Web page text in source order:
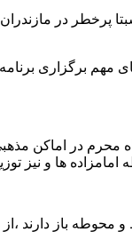
پرخطر در
خود دارد ،اماکنی که
ماه محرم در
ها و نیز
از ۸۰ درصد بقاع امامزاده